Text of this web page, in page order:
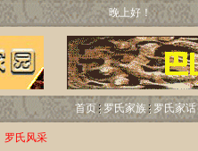
晚上好！
首页 罗氏家族 罗氏家话
罗氏风采